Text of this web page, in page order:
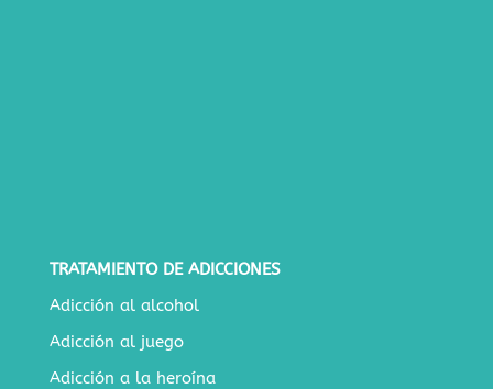
TRATAMIENTO DE ADICCIONES
Adicción al alcohol
Adicción al juego
Adicción a la heroína